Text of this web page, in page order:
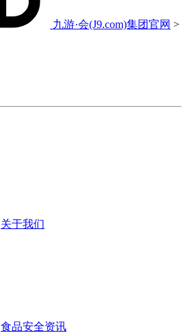
九游·会(J9.com)集团官网 >
关于我们
食品安全资讯